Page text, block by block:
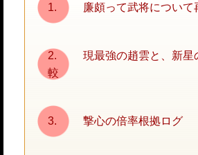
廉頗って武将について
現最強の趙雲と、新星
較
撃心の倍率根拠ログ